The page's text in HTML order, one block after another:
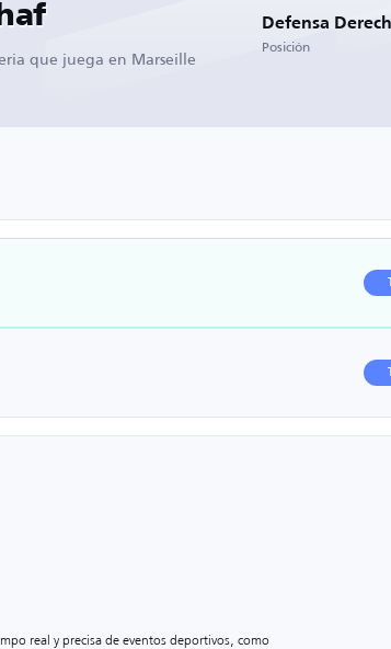
que juega en Marseille
Defensa
Posición
real y precisa de eventos deportivos, como